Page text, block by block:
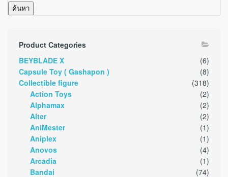
ค้นหา
Product Categories
BEYBLADE X
(6)
Capsule Toy ( Gashapon )
(8)
Collectible figure
(318)
Action Toys
(2)
Alphamax
(2)
Alter
(2)
AniMester
(1)
Aniplex
(1)
Anovos
(4)
Arcadia
(1)
Bandai
(74)